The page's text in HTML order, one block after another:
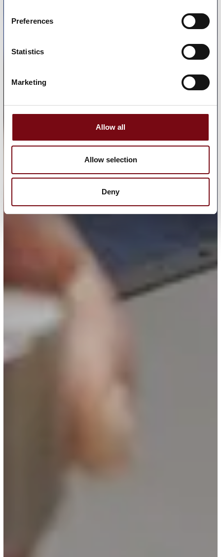
Preferences
Statistics
Marketing
Allow all
Allow selection
Deny